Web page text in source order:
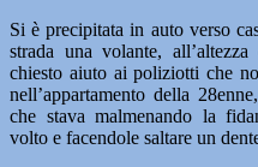
Si è precipitata in auto verso
strada una volante,
chiesto aiuto ai poliziotti che
nell’appartamento della
che stava malmenando la
volto e facendole saltare un